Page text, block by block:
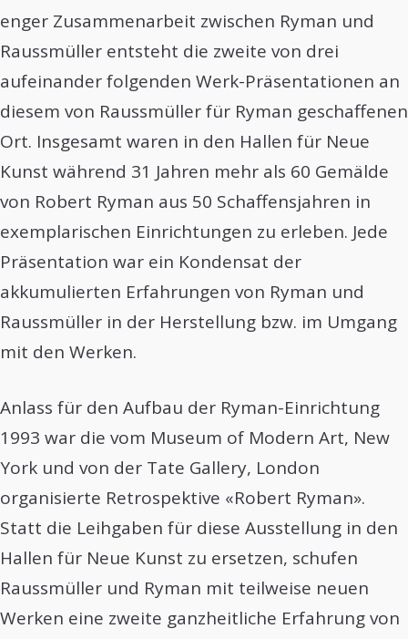
enger Zusammenarbeit zwischen Ryman und
Raussmüller entsteht die zweite von drei
aufeinander folgenden Werk-Präsentationen an
diesem von Raussmüller für Ryman geschaffenen
Ort. Insgesamt waren in den Hallen für Neue
Kunst während 31 Jahren mehr als 60 Gemälde
von Robert Ryman aus 50 Schaffensjahren in
exemplarischen Einrichtungen zu erleben. Jede
Präsentation war ein Kondensat der
akkumulierten Erfahrungen von Ryman und
Raussmüller in der Herstellung bzw. im Umgang
mit den Werken.
Anlass für den Aufbau der Ryman-Einrichtung
1993 war die vom Museum of Modern Art, New
York und von der Tate Gallery, London
organisierte Retrospektive «Robert Ryman».
Statt die Leihgaben für diese Ausstellung in den
Hallen für Neue Kunst zu ersetzen, schufen
Raussmüller und Ryman mit teilweise neuen
Werken eine zweite ganzheitliche Erfahrung von